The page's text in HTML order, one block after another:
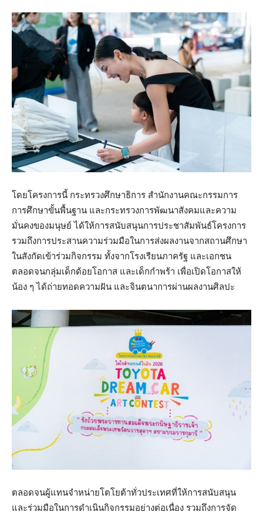
โดยโครงการนี้ กระทรวงศึกษาธิการ สำนักงานคณะกรรมการ
การศึกษาขั้นพื้นฐาน และกระทรวงการพัฒนาสังคมและความ
มั่นคงของมนุษย์ ได้ให้การสนับสนุนการประชาสัมพันธ์โครงการ
รวมถึงการประสานความร่วมมือในการส่งผลงานจากสถานศึกษา
ในสังกัดเข้าร่วมกิจกรรม ทั้งจากโรงเรียนภาครัฐ และเอกชน
ตลอดจนกลุ่มเด็กด้อยโอกาส และเด็กกำพร้า เพื่อเปิดโอกาสให้
น้อง ๆ ได้ถ่ายทอดความฝัน และจินตนาการผ่านผลงานศิลปะ
ตลอดจนผู้แทนจำหน่ายโตโยต้าทั่วประเทศที่ให้การสนับสนุน
และร่วมมือในการดำเนินกิจกรรมอย่างต่อเนื่อง รวมถึงการจัด